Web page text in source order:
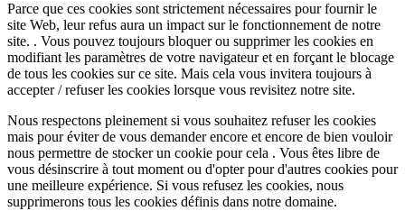
Parce que ces cookies sont strictement nécessaires pour fournir le
site Web, leur refus aura un impact sur le fonctionnement de notre
site. . Vous pouvez toujours bloquer ou supprimer les cookies en
modifiant les paramètres de votre navigateur et en forçant le blocage
de tous les cookies sur ce site. Mais cela vous invitera toujours à
accepter / refuser les cookies lorsque vous revisitez notre site.
Nous respectons pleinement si vous souhaitez refuser les cookies
mais pour éviter de vous demander encore et encore de bien vouloir
nous permettre de stocker un cookie pour cela . Vous êtes libre de
vous désinscrire à tout moment ou d'opter pour d'autres cookies pour
une meilleure expérience. Si vous refusez les cookies, nous
supprimerons tous les cookies définis dans notre domaine.